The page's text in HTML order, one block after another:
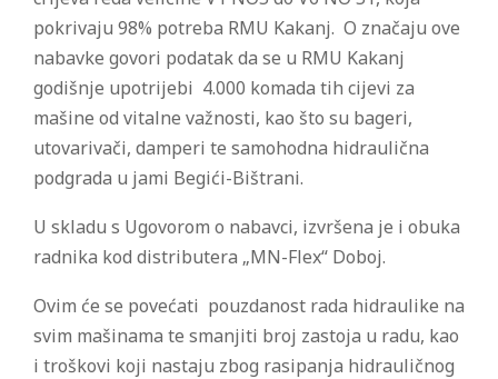
pokrivaju 98% potreba RMU Kakanj. O značaju ove
nabavke govori podatak da se u RMU Kakanj
godišnje upotrijebi 4.000 komada tih cijevi za
mašine od vitalne važnosti, kao što su bageri,
utovarivači, damperi te samohodna hidraulična
podgrada u jami Begići-Bištrani.
U skladu s Ugovorom o nabavci, izvršena je i obuka
radnika kod distributera „MN-Flex“ Doboj.
Ovim će se povećati pouzdanost rada hidraulike na
svim mašinama te smanjiti broj zastoja u radu, kao
i troškovi koji nastaju zbog rasipanja hidrauličnog